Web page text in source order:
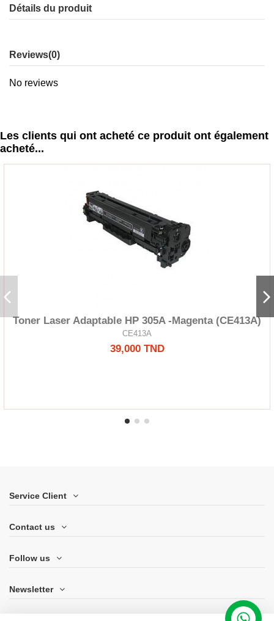
Détails du produit
Reviews(0)
No reviews
Les clients qui ont acheté ce produit ont également
acheté...
Toner Laser Adaptable HP 305A -Magenta (CE413A)
CE413A
39,000 TND
Service Client
Contact us
Follow us
Newsletter